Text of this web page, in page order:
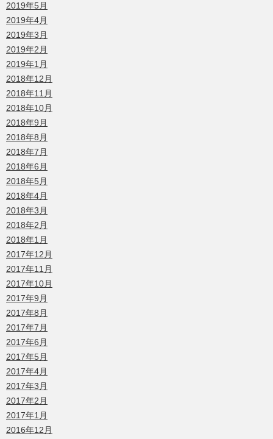
2019年5月
2019年4月
2019年3月
2019年2月
2019年1月
2018年12月
2018年11月
2018年10月
2018年9月
2018年8月
2018年7月
2018年6月
2018年5月
2018年4月
2018年3月
2018年2月
2018年1月
2017年12月
2017年11月
2017年10月
2017年9月
2017年8月
2017年7月
2017年6月
2017年5月
2017年4月
2017年3月
2017年2月
2017年1月
2016年12月